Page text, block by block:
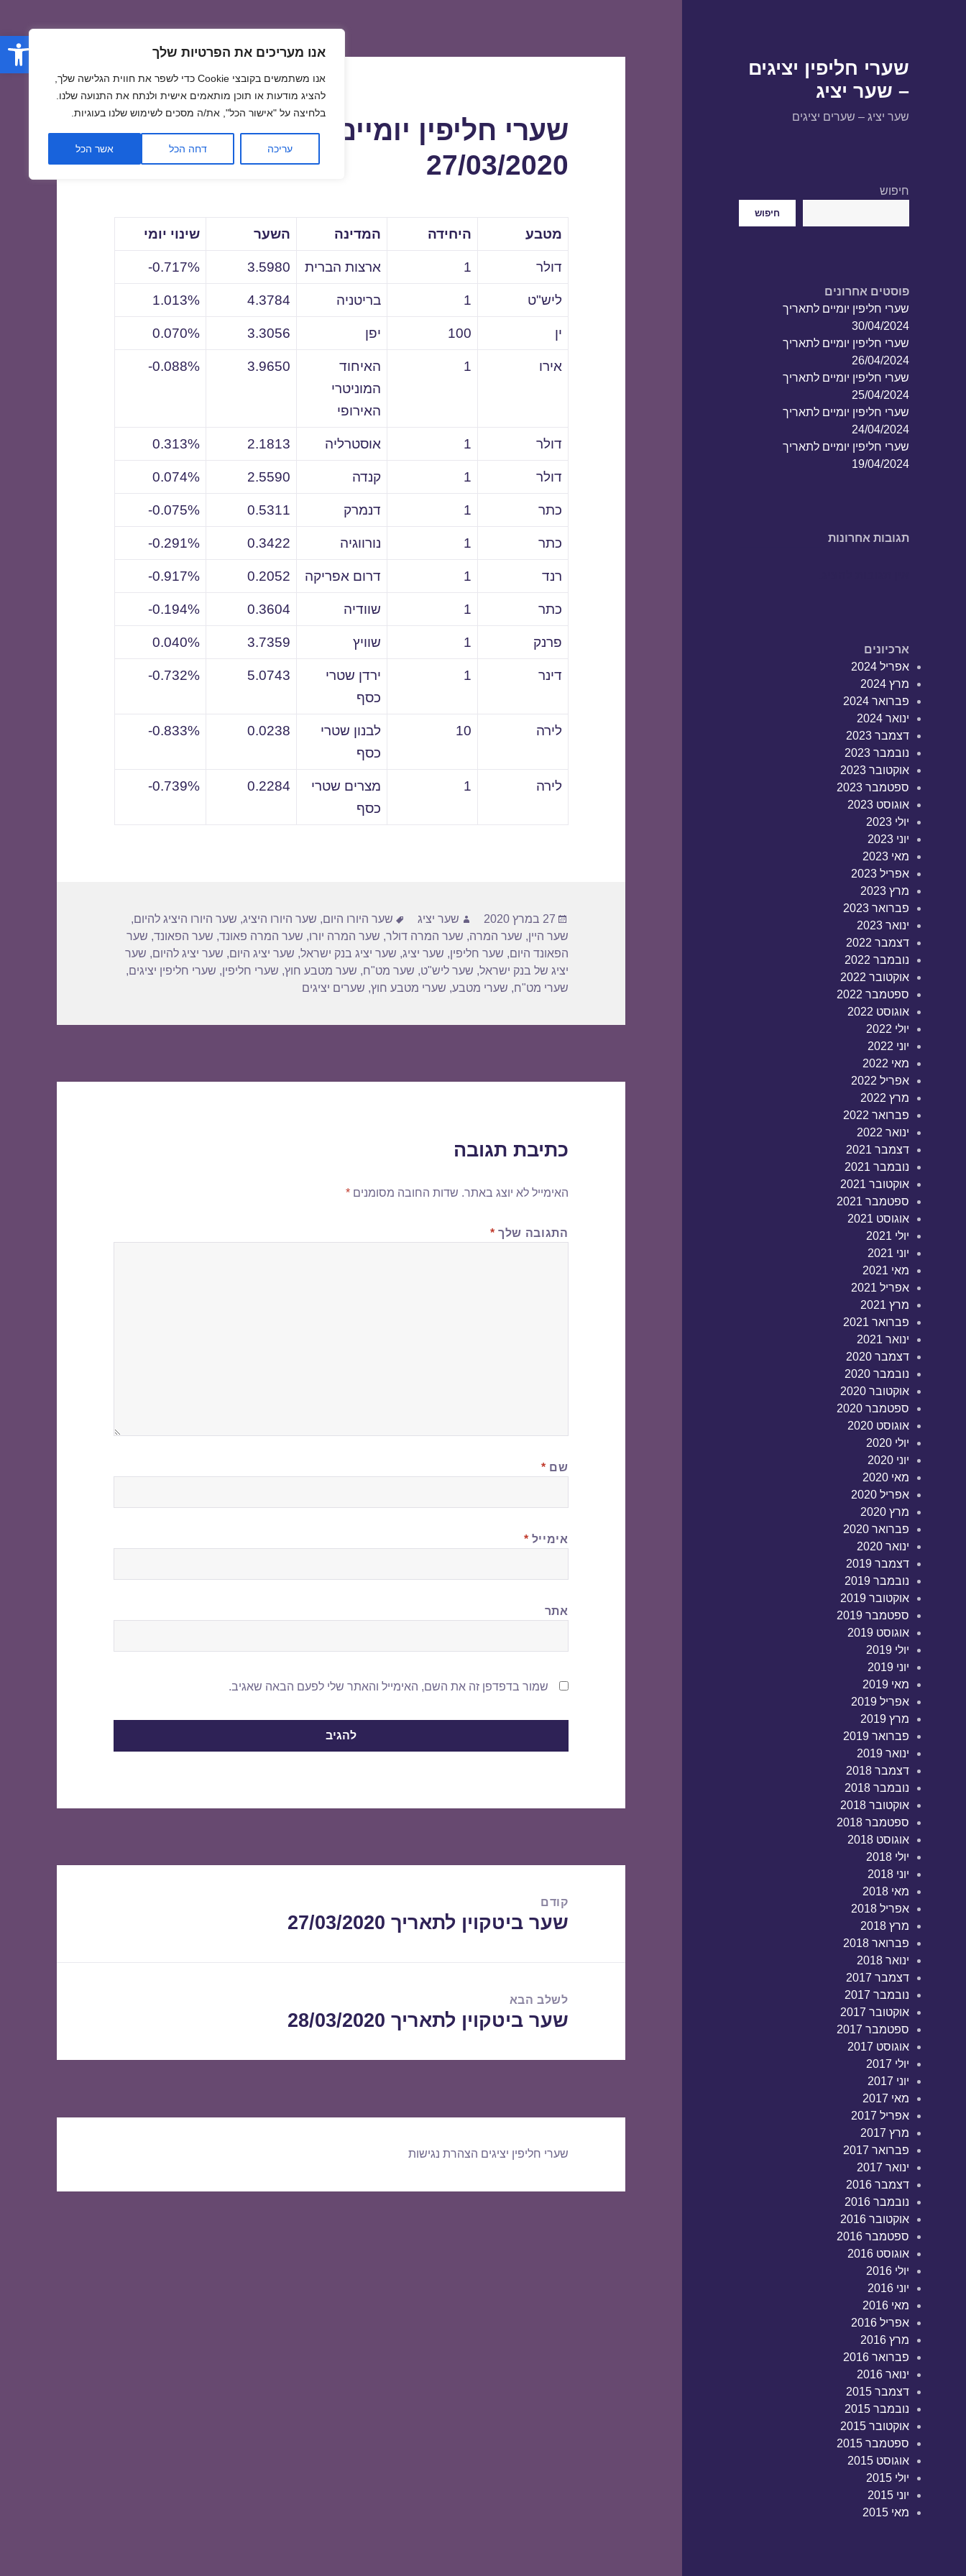
פתח אנו מעריכים את הפרטיות שלך
אנו משתמשים בקובצי Cookie כדי לשפר את חווית הגלישה שלך,
להציג מודעות או תוכן מותאמים אישית ולנתח את התנועה שלנו.
בלחיצה על "אישור הכל", את/ה מסכים לשימוש שלנו בעוגיות.
עריכה דחה הכל אשר הכל
שערי חליפין יציגים
– שער יציג
שער יציג – שערים יציגים
חיפוש
חיפוש
פוסטים אחרונים
שערי חליפין יומיים לתאריך
30/04/2024
שערי חליפין יומיים לתאריך
26/04/2024
שערי חליפין יומיים לתאריך
25/04/2024
שערי חליפין יומיים לתאריך
24/04/2024
שערי חליפין יומיים לתאריך
19/04/2024
תגובות אחרונות
ארכיונים
אפריל 2024
מרץ 2024
פברואר 2024
ינואר 2024
דצמבר 2023
נובמבר 2023
אוקטובר 2023
ספטמבר 2023
אוגוסט 2023
יולי 2023
יוני 2023
מאי 2023
אפריל 2023
מרץ 2023
פברואר 2023
ינואר 2023
דצמבר 2022
נובמבר 2022
אוקטובר 2022
ספטמבר 2022
אוגוסט 2022
יולי 2022
יוני 2022
מאי 2022
אפריל 2022
מרץ 2022
פברואר 2022
ינואר 2022
דצמבר 2021
נובמבר 2021
אוקטובר 2021
ספטמבר 2021
אוגוסט 2021
יולי 2021
יוני 2021
מאי 2021
אפריל 2021
מרץ 2021
פברואר 2021
ינואר 2021
דצמבר 2020
נובמבר 2020
אוקטובר 2020
ספטמבר 2020
אוגוסט 2020
יולי 2020
יוני 2020
מאי 2020
אפריל 2020
מרץ 2020
פברואר 2020
ינואר 2020
דצמבר 2019
נובמבר 2019
אוקטובר 2019
ספטמבר 2019
אוגוסט 2019
יולי 2019
יוני 2019
מאי 2019
אפריל 2019
מרץ 2019
פברואר 2019
ינואר 2019
דצמבר 2018
נובמבר 2018
אוקטובר 2018
ספטמבר 2018
אוגוסט 2018
יולי 2018
יוני 2018
מאי 2018
אפריל 2018
מרץ 2018
פברואר 2018
ינואר 2018
דצמבר 2017
נובמבר 2017
אוקטובר 2017
ספטמבר 2017
אוגוסט 2017
יולי 2017
יוני 2017
מאי 2017
אפריל 2017
מרץ 2017
פברואר 2017
ינואר 2017
דצמבר 2016
נובמבר 2016
אוקטובר 2016
ספטמבר 2016
אוגוסט 2016
יולי 2016
יוני 2016
מאי 2016
אפריל 2016
מרץ 2016
פברואר 2016
ינואר 2016
דצמבר 2015
נובמבר 2015
אוקטובר 2015
ספטמבר 2015
אוגוסט 2015
יולי 2015
יוני 2015
מאי 2015
שערי חליפין יומיים לתאריך
27/03/2020
מטבע היחידה המדינה השער שינוי יומי
דולר 1 ארצות הברית 3.5980
0.717%-
ליש"ט 1 בריטניה 4.3784
1.013%
ין 100 יפן 3.3056
0.070%
אירו 1
האיחוד
המוניטרי
האירופי
3.9650
0.088%-
דולר 1 אוסטרליה 2.1813
0.313%
דולר 1 קנדה 2.5590
0.074%
כתר 1 דנמרק 0.5311
0.075%-
כתר 1 נורווגיה 0.3422
0.291%-
רנד 1 דרום אפריקה 0.2052
0.917%-
כתר 1 שוודיה 0.3604
0.194%-
פרנק 1 שוויץ 3.7359
0.040%
דינר 1
ירדן שטרי
כסף
5.0743
0.732%-
לירה 10
לבנון שטרי
כסף
0.0238
0.833%-
לירה 1
מצרים שטרי
כסף
0.2284
0.739%-
פורסם
בתאריך
27 במרץ 2020 מחבר
שער יציג תגיות
שער היורו היום, שער היורו היציג, שער היורו היציג להיום,
שער היין, שער המרה, שער המרה דולר, שער המרה יורו, שער המרה פאונד, שער הפאונד, שער
הפאונד היום, שער חליפין, שער יציג, שער יציג בנק ישראל, שער יציג היום, שער יציג להיום, שער
יציג של בנק ישראל, שער ליש"ט, שער מט"ח, שער מטבע חוץ, שערי חליפין, שערי חליפין יציגים,
שערי מט"ח, שערי מטבע, שערי מטבע חוץ, שערים יציגים
כתיבת תגובה
האימייל לא יוצג באתר. שדות החובה מסומנים*
התגובה שלך *
שם *
אימייל *
אתר
שמור בדפדפן זה את השם, האימייל והאתר שלי לפעם הבאה שאגיב.
קודם
הפוסט
שער ביטקוין לתאריך 27/03/2020
לשלב הבא
הפוסט
שער ביטקוין לתאריך 28/03/2020
שערי חליפין יציגים הצהרת נגישות